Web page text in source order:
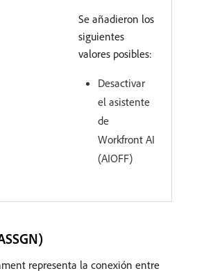
Se añadieron los
siguientes
valores posibles:
Desactivar
el asistente
de
Workfront AI
(AIOFF)
representa la conexión entre